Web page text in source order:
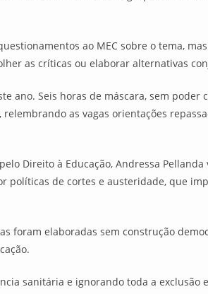
ao MEC sobre o tema,
as críticas ou elaborar alternativas
ano. Seis horas de máscara, sem
as vagas orientações
Direito à Educação, Andressa
políticas de cortes e austeridade, que
foram elaboradas sem construção
sanitária e ignorando toda a